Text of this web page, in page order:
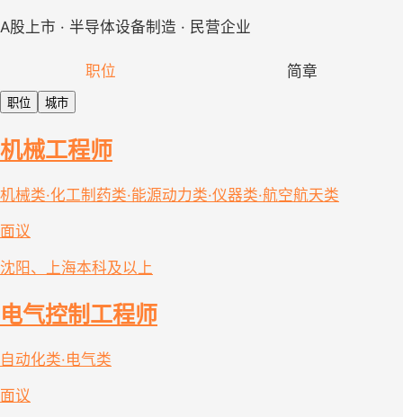
A股上市 · 半导体设备制造 · 民营企业
职位 简章
职位 城市
机械工程师
机械类·化工制药类·能源动力类·仪器类·航空航天类
面议
沈阳、上海本科及以上
电气控制工程师
自动化类·电气类
面议